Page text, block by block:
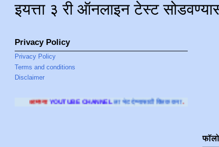
इयत्ता ३ री ऑनलाइन टेस्ट
Privacy Policy
Privacy Policy
Terms and conditions
Disclaimer
CHANNELला भेट देण्यासाठी क्लिक करा.